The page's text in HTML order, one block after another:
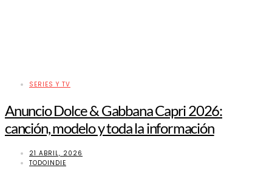
SERIES Y TV
Anuncio Dolce & Gabbana Capri 2026:
canción, modelo y toda la información
21 ABRIL, 2026
TODOINDIE